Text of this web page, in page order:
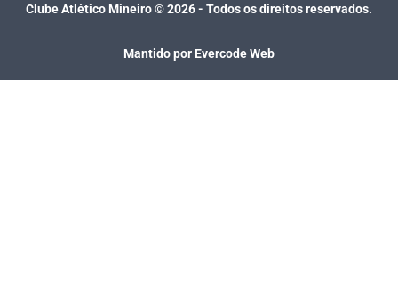
Clube Atlético Mineiro ©2026- Todos os direitos reservados.
Mantido por Evercode Web